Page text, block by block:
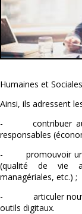
Humaines et
Ainsi, ils adressent
- contribuer au
responsables
- promouvoir un
(qualité de vie
managériales, etc.) ;
- articuler
outils digitaux.